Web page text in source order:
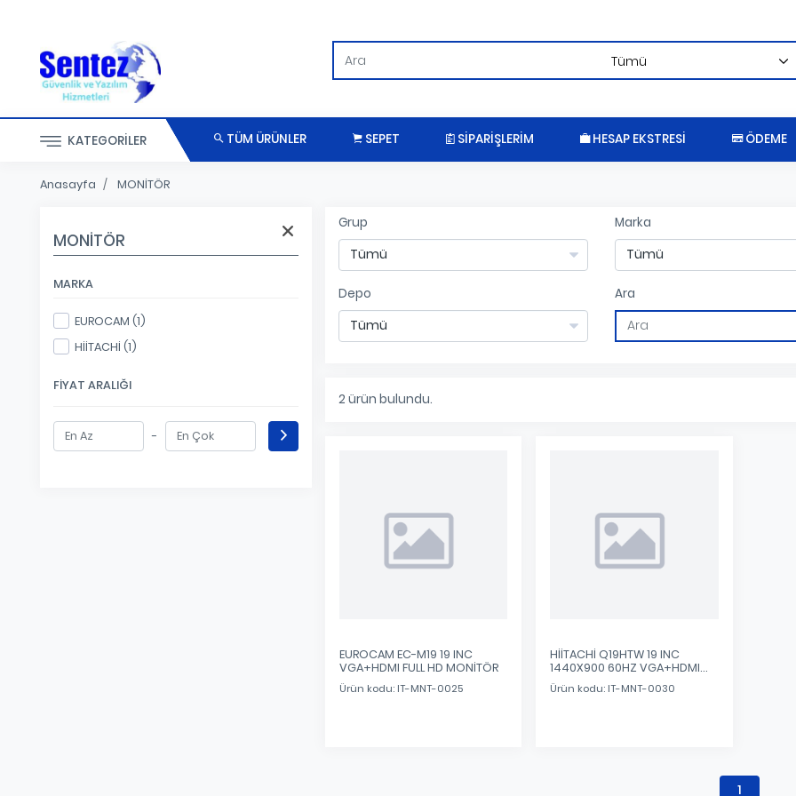
KATEGORILER TÜM ÜRÜNLER SEPET SIPARIŞLERIM HESAP EKSTRESI ÖDEME
Anasayfa MONİTÖR
MONİTÖR
MARKA
EUROCAM (1)
HİİTACHİ (1)
FIYAT ARALIĞI
-
Grup Marka
Depo Ara
2 ürün bulundu.
EUROCAM EC-M19 19 INC
VGA+HDMI FULL HD MONİTÖR
Ürün kodu: IT-MNT-0025
HİİTACHİ Q19HTW 19 INC
1440X900 60HZ VGA+HDMI
MONİTÖR
Ürün kodu: IT-MNT-0030
1